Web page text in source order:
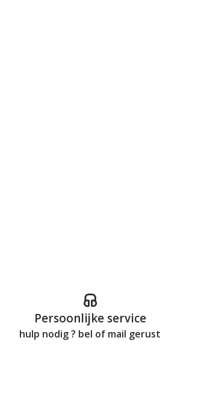
Persoonlijke service
hulp nodig ? bel of mail gerust